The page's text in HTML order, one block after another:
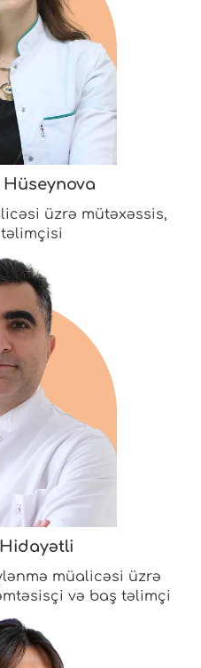
Hüseynova
üzrə mütəxəssis,
təlimçisi
müalicəsi üzrə
və baş təlimçi